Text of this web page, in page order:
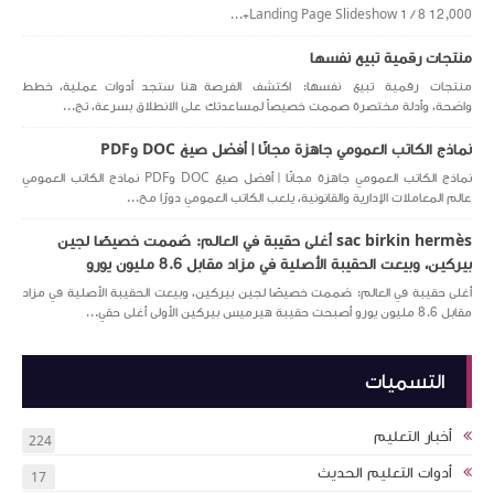
Landing Page Slideshow 1 / 8 12,000+...
منتجات رقمية تبيع نفسها
منتجات رقمية تبيع نفسها: اكتشف الفرصة هنا ستجد أدوات عملية، خطط
واضحة، وأدلة مختصرة صممت خصيصاً لمساعدتك على الانطلاق بسرعة، تج...
نماذج الكاتب العمومي جاهزة مجانًا | أفضل صيغ DOC وPDF
نماذج الكاتب العمومي جاهزة مجانًا | أفضل صيغ DOC وPDF نماذج الكاتب العمومي
عالم المعاملات الإدارية والقانونية، يلعب الكاتب العمومي دورًا مح...
sac birkin hermès أغلى حقيبة في العالم: صُممت خصيصًا لجين
بيركين، وبيعت الحقيبة الأصلية في مزاد مقابل 8.6 مليون يورو
أغلى حقيبة في العالم: صُممت خصيصًا لجين بيركين، وبيعت الحقيبة الأصلية في مزاد
مقابل 8.6 مليون يورو أصبحت حقيبة هيرميس بيركين الأولى أغلى حقي...
التسميات
أخبار التعليم 224
أدوات التعليم الحديث 17